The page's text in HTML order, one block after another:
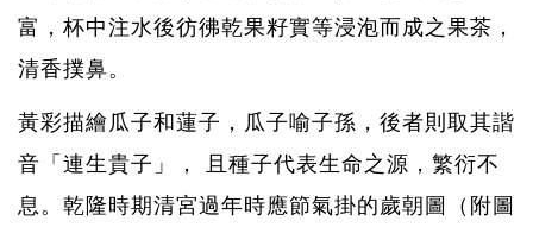
富，杯中注水後彷彿乾果籽實等浸泡而成之果茶，
清香撲鼻。
黃彩描繪瓜子和蓮子，瓜子喻子孫，後者則取其諧
音「連生貴子」， 且種子代表生命之源，繁衍不
息。乾隆時期清宮過年時應節氣掛的歲朝圖（附圖